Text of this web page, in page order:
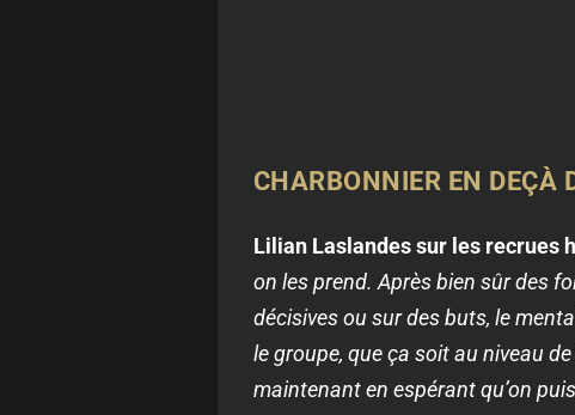
CHARBONNIER EN DEÇÀ
Lilian Laslandes sur les recrues
on les prend. Après bien sûr des
décisives ou sur des buts, le
le groupe, que ça soit au niveau
maintenant en espérant qu’on